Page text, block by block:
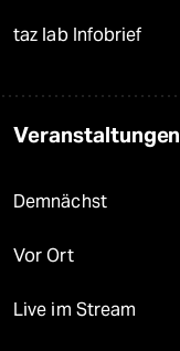
taz lab Infobrief
Veranstaltungen
Demnächst
Vor Ort
Live im Stream